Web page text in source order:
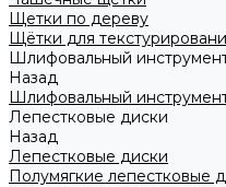
Щетки по дереву
Щётки для
Шлифовальный
Назад
Шлифовальный
Лепестковые диски
Назад
Лепестковые диски
Полумягкие лепестковые